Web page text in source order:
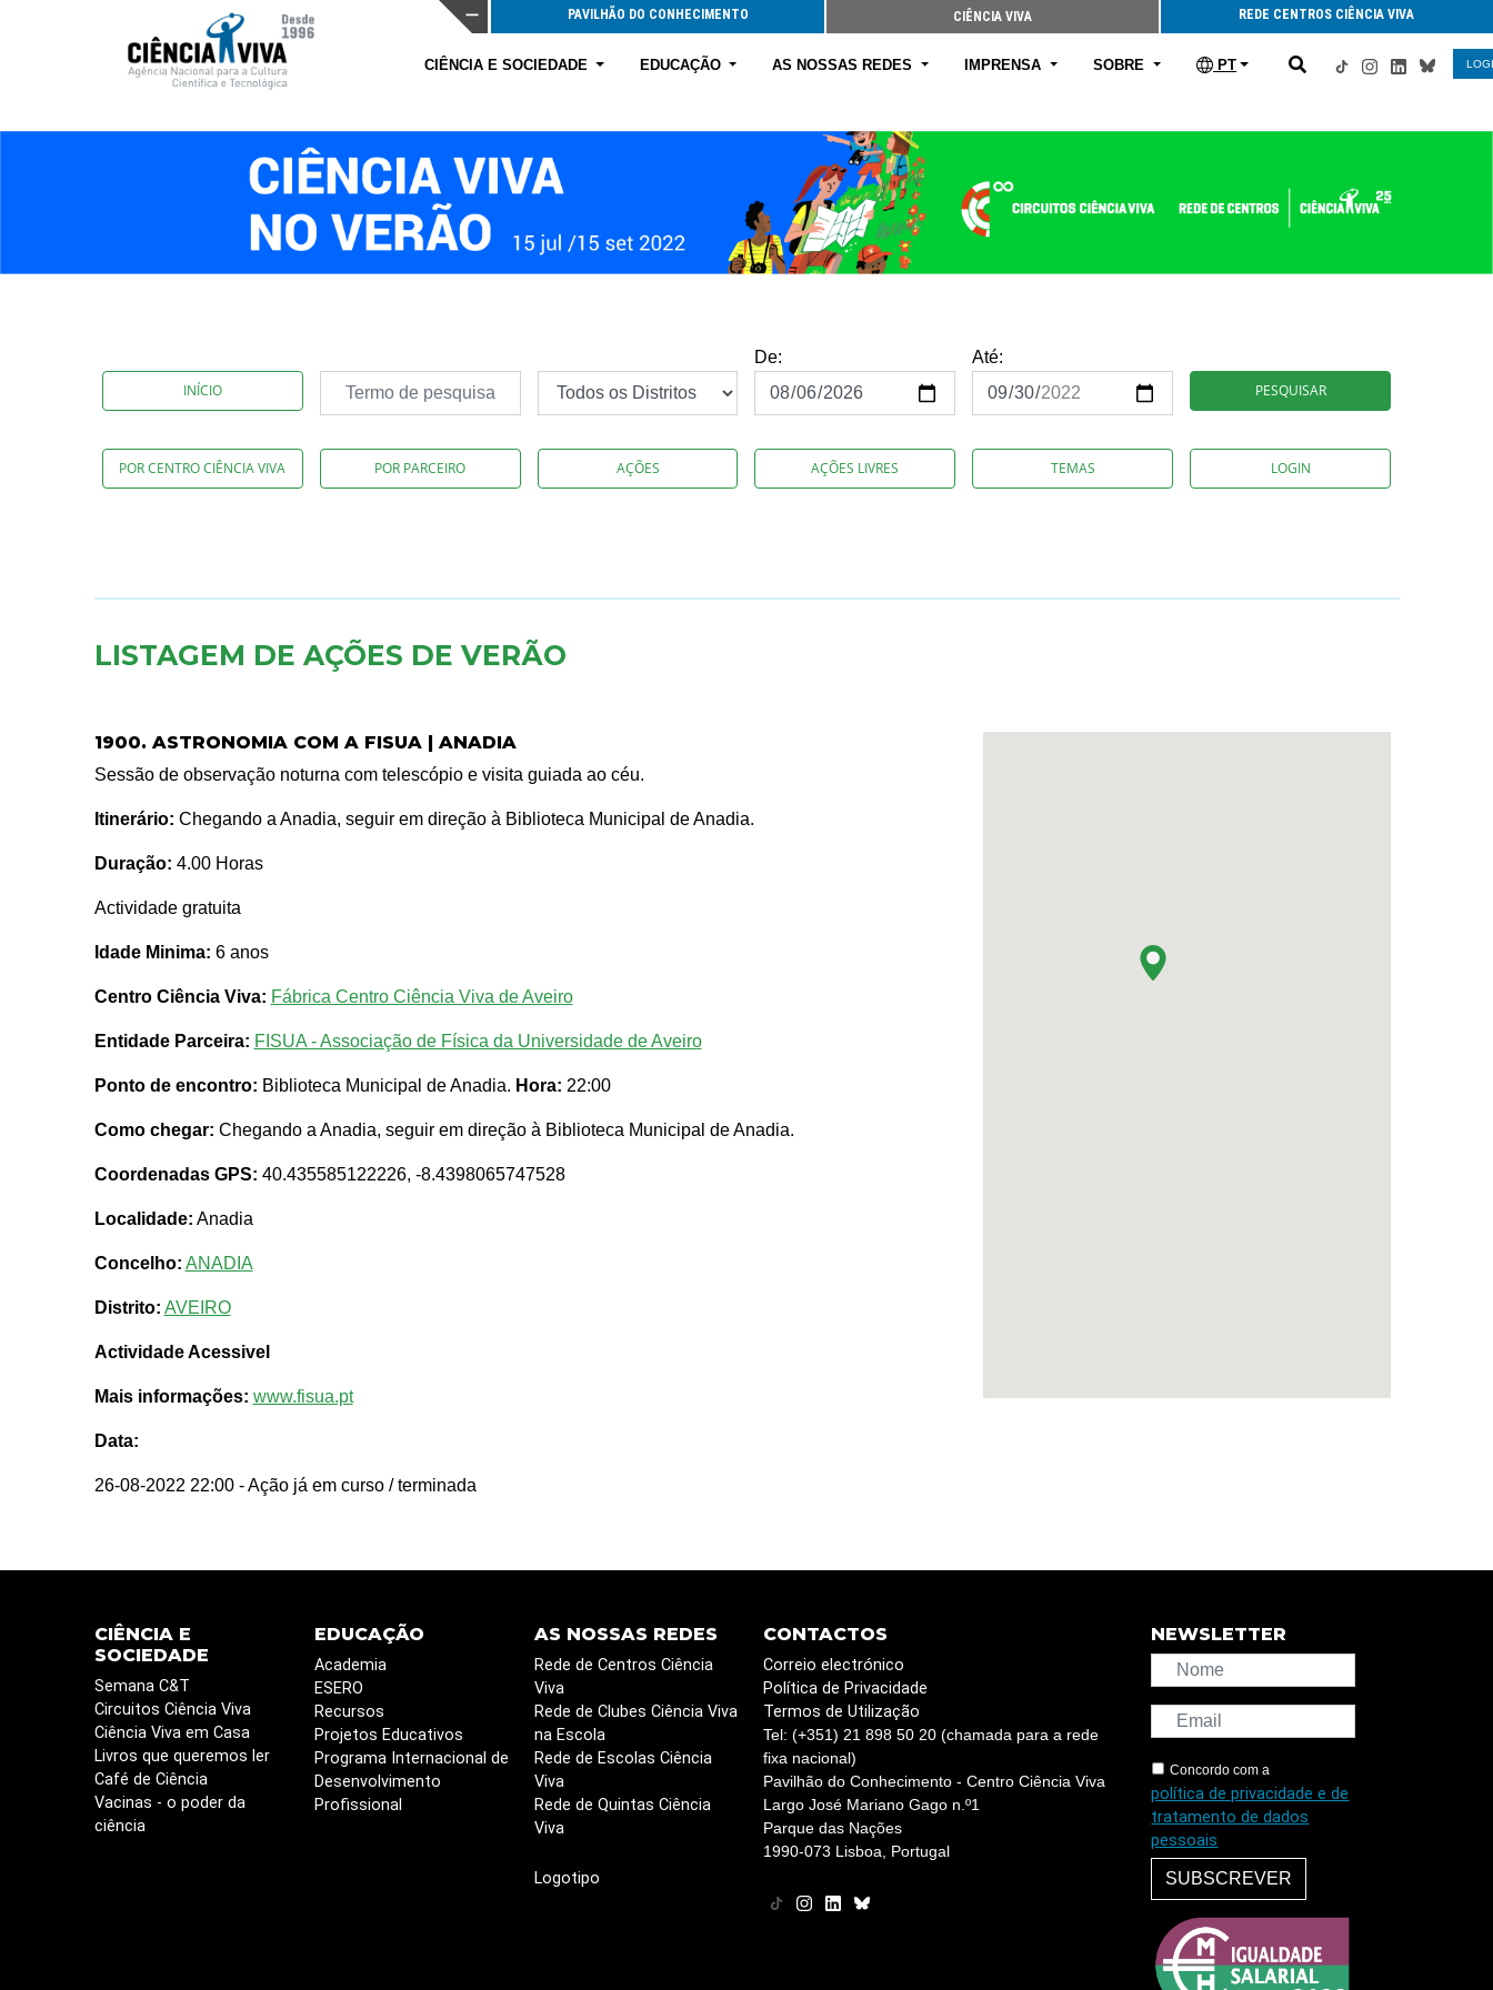
PAVILHÃO DO CONHECIMENTO CIÊNCIA VIVA REDE CENTROS CIÊNCIA VIVA
CIÊNCIA E SOCIEDADE EDUCAÇÃO AS NOSSAS REDES IMPRENSA SOBRE PT
INÍCIO
De:
Até:
PESQUISAR
POR CENTRO CIÊNCIA VIVA POR PARCEIRO AÇÕES AÇÕES LIVRES TEMAS LOGIN
LISTAGEM DE AÇÕES DE VERÃO
1900. ASTRONOMIA COM A FISUA | ANADIA
Sessão de observação noturna com telescópio e visita guiada ao céu.
Itinerário: Chegando a Anadia, seguir em direção à Biblioteca Municipal de Anadia.
Duração: 4.00 Horas
Actividade gratuita
Idade Minima: 6 anos
Centro Ciência Viva: Fábrica Centro Ciência Viva de Aveiro
Entidade Parceira: FISUA - Associação de Física da Universidade de Aveiro
Ponto de encontro: Biblioteca Municipal de Anadia. Hora: 22:00
Como chegar: Chegando a Anadia, seguir em direção à Biblioteca Municipal de Anadia.
Coordenadas GPS: 40.435585122226, -8.4398065747528
Localidade: Anadia
Concelho: ANADIA
Distrito: AVEIRO
Actividade Acessivel
Mais informações: www.fisua.pt
Data:
26-08-2022 22:00 - Ação já em curso / terminada
CIÊNCIA E
SOCIEDADE
Semana C&T
Circuitos Ciência Viva
Ciência Viva em Casa
Livros que queremos ler
Café de Ciência
Vacinas - o poder da
ciência
EDUCAÇÃO
Academia
ESERO
Recursos
Projetos Educativos
Programa Internacional de
Desenvolvimento
Profissional
AS NOSSAS REDES
Rede de Centros Ciência
Viva
Rede de Clubes Ciência Viva
na Escola
Rede de Escolas Ciência
Viva
Rede de Quintas Ciência
Viva
Logotipo
CONTACTOS
Correio electrónico
Política de Privacidade
Termos de Utilização
Tel: (+351) 21 898 50 20 (chamada para a rede
fixa nacional)
Pavilhão do Conhecimento - Centro Ciência Viva
Largo José Mariano Gago n.º1
Parque das Nações
1990-073 Lisboa, Portugal
NEWSLETTER
Concordo com a
política de privacidade e de
tratamento de dados
pessoais
SUBSCREVER